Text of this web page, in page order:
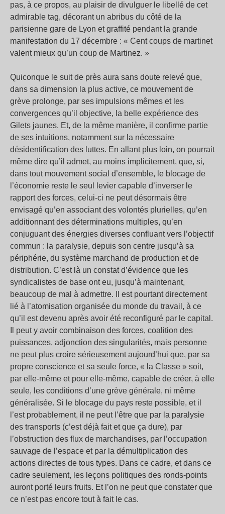
pas, à ce propos, au plaisir de divulguer le libellé de cet
admirable tag, décorant un abribus du côté de la
parisienne gare de Lyon et graffité pendant la grande
manifestation du 17 décembre : « Cent coups de martinet
valent mieux qu’un coup de Martinez. »
Quiconque le suit de près aura sans doute relevé que,
dans sa dimension la plus active, ce mouvement de
grève prolonge, par ses impulsions mêmes et les
convergences qu’il objective, la belle expérience des
Gilets jaunes. Et, de la même manière, il confirme partie
de ses intuitions, notamment sur la nécessaire
désidentification des luttes. En allant plus loin, on pourrait
même dire qu’il admet, au moins implicitement, que, si,
dans tout mouvement social d’ensemble, le blocage de
l’économie reste le seul levier capable d’inverser le
rapport des forces, celui-ci ne peut désormais être
envisagé qu’en associant des volontés plurielles, qu’en
additionnant des déterminations multiples, qu’en
conjuguant des énergies diverses confluant vers l’objectif
commun : la paralysie, depuis son centre jusqu’à sa
périphérie, du système marchand de production et de
distribution. C’est là un constat d’évidence que les
syndicalistes de base ont eu, jusqu’à maintenant,
beaucoup de mal à admettre. Il est pourtant directement
lié à l’atomisation organisée du monde du travail, à ce
qu’il est devenu après avoir été reconfiguré par le capital.
Il peut y avoir combinaison des forces, coalition des
puissances, adjonction des singularités, mais personne
ne peut plus croire sérieusement aujourd’hui que, par sa
propre conscience et sa seule force, « la Classe » soit,
par elle-même et pour elle-même, capable de créer, à elle
seule, les conditions d’une grève générale, ni même
généralisée. Si le blocage du pays reste possible, et il
l’est probablement, il ne peut l’être que par la paralysie
des transports (c’est déjà fait et que ça dure), par
l’obstruction des flux de marchandises, par l’occupation
sauvage de l’espace et par la démultiplication des
actions directes de tous types. Dans ce cadre, et dans ce
cadre seulement, les leçons politiques des ronds-points
auront porté leurs fruits. Et l’on ne peut que constater que
ce n’est pas encore tout à fait le cas.